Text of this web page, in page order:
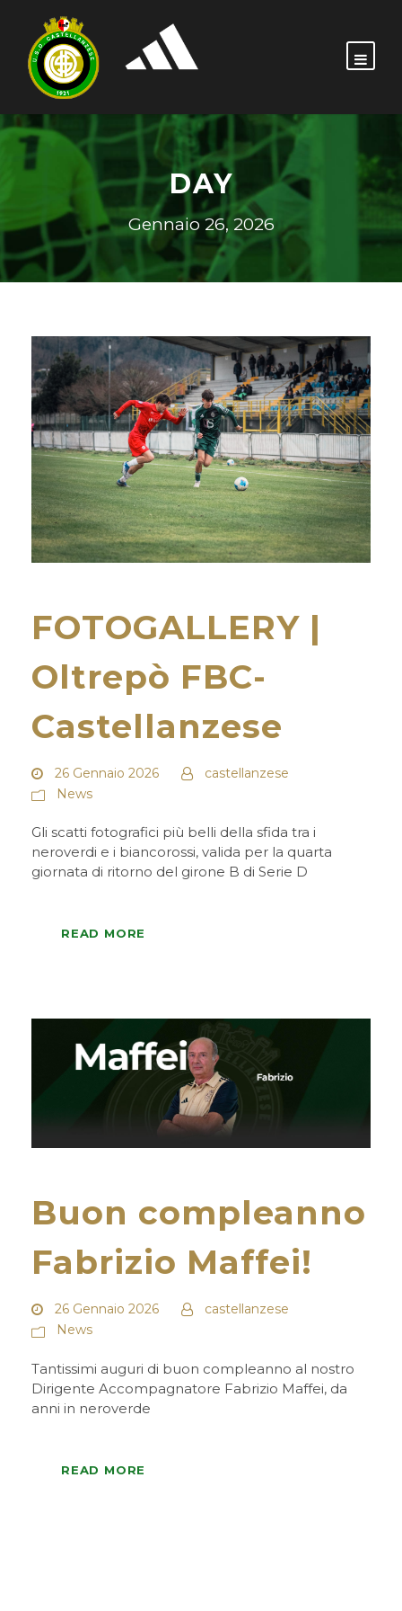
DAY
Gennaio 26, 2026
FOTOGALLERY |
Oltrepò FBC-
Castellanzese
26 Gennaio 2026
castellanzese
News
Gli scatti fotografici più belli della sfida tra i
neroverdi e i biancorossi, valida per la quarta
giornata di ritorno del girone B di Serie D
READ MORE
Buon compleanno
Fabrizio Maffei!
26 Gennaio 2026
castellanzese
News
Tantissimi auguri di buon compleanno al nostro
Dirigente Accompagnatore Fabrizio Maffei, da
anni in neroverde
READ MORE